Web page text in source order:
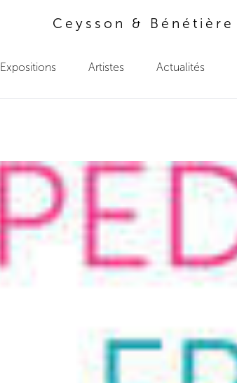
Ceysson & Bénétière
Expositions Artistes Actualités